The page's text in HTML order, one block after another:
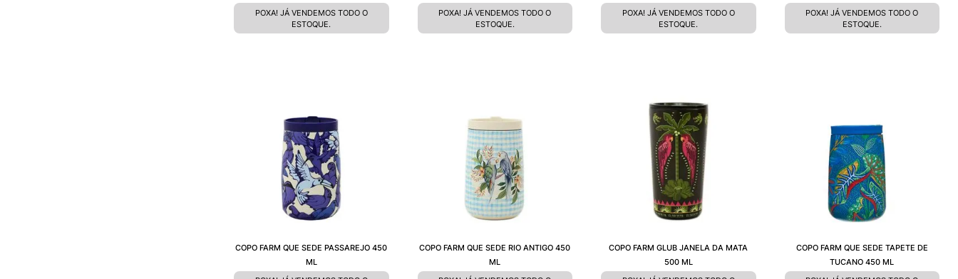
POXA! JÁ VENDEMOS TODO O
ESTOQUE.
POXA! JÁ VENDEMOS TODO O
ESTOQUE.
POXA! JÁ VENDEMOS TODO O
ESTOQUE.
POXA! JÁ VENDEMOS TODO O
ESTOQUE.
COPO FARM QUE SEDE PASSAREJO 450
ML
COPO FARM QUE SEDE RIO ANTIGO 450
ML
COPO FARM GLUB JANELA DA MATA
500 ML
COPO FARM QUE SEDE TAPETE DE
TUCANO 450 ML